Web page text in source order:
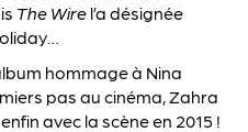
The Wire l’a désignée
hommage à Nina
pas au cinéma, Zahra
avec la scène en 2015 !